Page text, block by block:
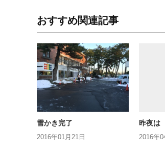
おすすめ関連記事
雪かき完了
2016年01月21日
昨夜は
2016年